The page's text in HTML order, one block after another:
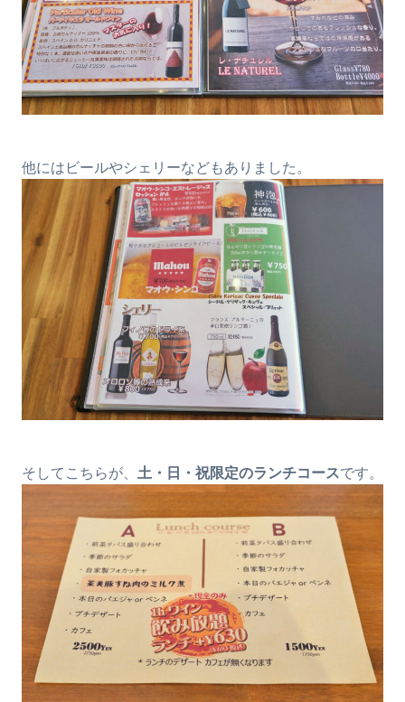
他にはビールやシェリーなどもありました。
そしてこちらが、 土・日・祝限定のランチコースです。